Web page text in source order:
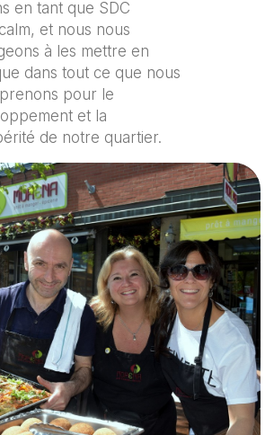
en tant que SDC
et nous nous
à les mettre en
dans tout ce que nous
pour le
et la
de notre quartier.